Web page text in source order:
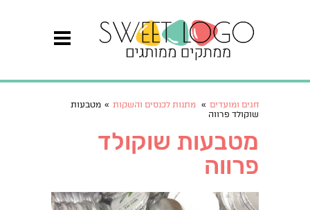
חגים ומועדים » מתנות לכנסים והשקות » מטבעות
שוקולד פרווה
מטבעות שוקולד
פרווה